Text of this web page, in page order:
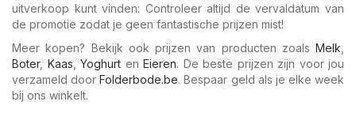
uitverkoop kunt vinden: Controleer altijd de vervaldatum van
de promotie zodat je geen fantastische prijzen mist!
Meer kopen? Bekijk ook prijzen van producten zoals Melk
Boter, Kaas Yoghurt en Eieren. De beste prijzen zijn voor jou
verzameld doorFolderbode.be. Bespaar geld als je elke week
bij ons winkelt.